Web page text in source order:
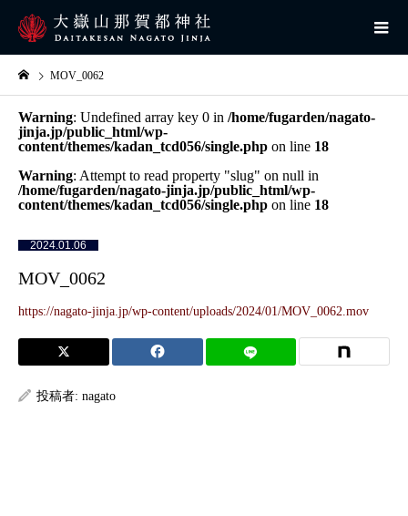
MOV_0062
Warning: Undefined array key 0 in /home/fugarden/nagato-
jinja.jp/public_html/wp-
content/themes/kadan_tcd056/single.php on line 18
Warning: Attempt to read property "slug" on null in
/home/fugarden/nagato-jinja.jp/public_html/wp-
content/themes/kadan_tcd056/single.php on line 18
2024.01.06
MOV_0062
https://nagato-jinja.jp/wp-content/uploads/2024/01/MOV_0062.mov
投稿者: nagato